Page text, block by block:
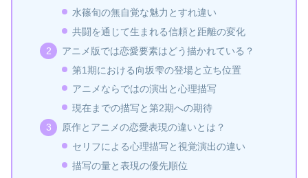
水篠旬の無自覚な魅力とすれ違い
共闘を通じて生まれる信頼と距離の変化
アニメ版では恋愛要素はどう描かれている？
第1期における向坂雫の登場と立ち位置
アニメならではの演出と心理描写
現在までの描写と第2期への期待
原作とアニメの恋愛表現の違いとは？
セリフによる心理描写と視覚演出の違い
描写の量と表現の優先順位